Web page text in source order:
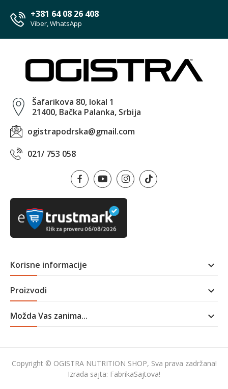
+381 64 08 26 408
Viber, WhatsApp
Šafarikova 80, lokal 1
21400, Bačka Palanka, Srbija
ogistrapodrska@gmail.com
021/ 753 058
Korisne informacije 
Proizvodi 
Možda Vas zanima... 
Copyright © OGISTRA NUTRITION SHOP, Sva prava zadržana!
Izrada sajta: FabrikaSajtova!